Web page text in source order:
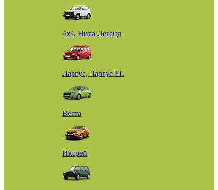
4х4, Нива Легенд
Ларгус, Ларгус FL
Веста
Иксрей